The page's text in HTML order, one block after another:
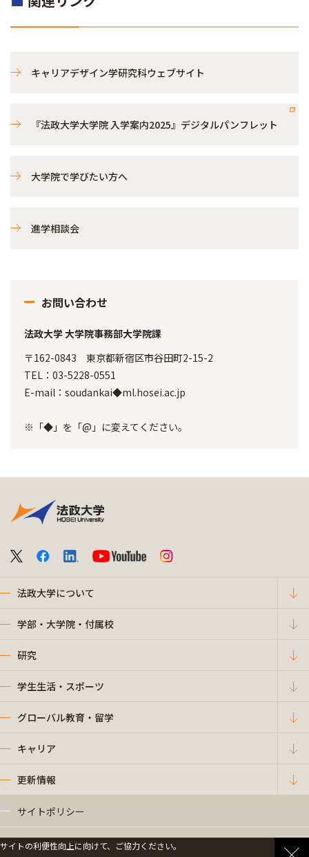
キャリアデザイン学研究科ウェブサイト
『法政大学大学院 入学案内2025』デジタルパンフレット
大学院で学びたい方へ
進学相談会
お問い合わせ
法政大学 大学院事務部大学院課
〒162-0843 東京都新宿区市谷田町2-15-2
TEL：03-5228-0551
E-mail：soudankai◆ml.hosei.ac.jp
※「◆」を「@」に変えてください。
法政大学について
学部・大学院・付属校
研究
学生生活・スポーツ
グローバル教育・留学
キャリア
更新情報
サイトポリシー
プライバシーポリシー
サイトの利便性向上に向けて、ご協力ください。